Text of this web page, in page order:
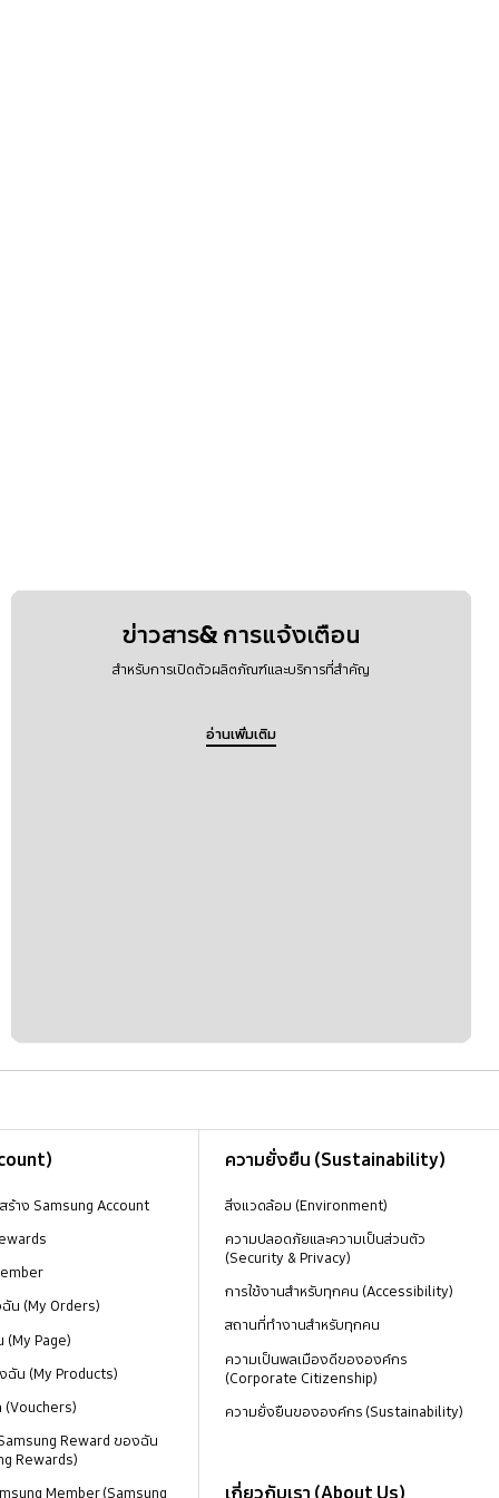
ข่าวสาร& การแจ้งเตือน
สำหรับการเปิดตัวผลิตภัณฑ์และบริการที่สำคัญ
อ่านเพิ่มเติม
ร้าง Samsung Account
น (My Orders)
Page)
น (My Products)
Reward ของฉัน
Rewards)
Member (Samsung
ความยั่งยืน (Sustainability)
สิ่งแวดล้อม (Environment)
ความปลอดภัยและความเป็นส่วนตัว
(Security & Privacy)
การใช้งานสำหรับทุกคน (Accessibility)
สถานที่ทำงานสำหรับทุกคน
ความเป็นพลเมืองดีขององค์กร
(Corporate Citizenship)
ความยั่งยืนขององค์กร (Sustainability)
เกี่ยวกับเรา (About Us)